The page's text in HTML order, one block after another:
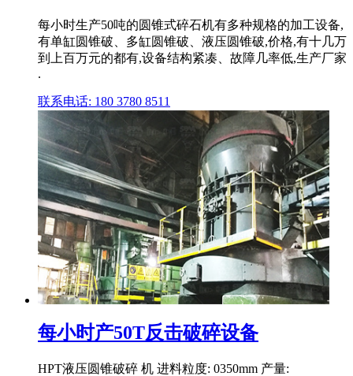
每小时生产50吨的圆锥式碎石机有多种规格的加工设备,
有单缸圆锥破、多缸圆锥破、液压圆锥破,价格,有十几万
到上百万元的都有,设备结构紧凑、故障几率低,生产厂家
.
联系电话: 180 3780 8511
每小时产50T反击破碎设备
HPT液压圆锥破碎 机 进料粒度: 0350mm 产量: